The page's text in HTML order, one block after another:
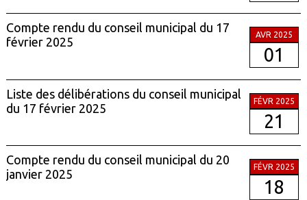
Compte rendu du conseil municipal du 17
février 2025
AVR 2025
01
Liste des délibérations du conseil municipal
du 17 février 2025
FÉVR 2025
21
Compte rendu du conseil municipal du 20
janvier 2025
FÉVR 2025
18